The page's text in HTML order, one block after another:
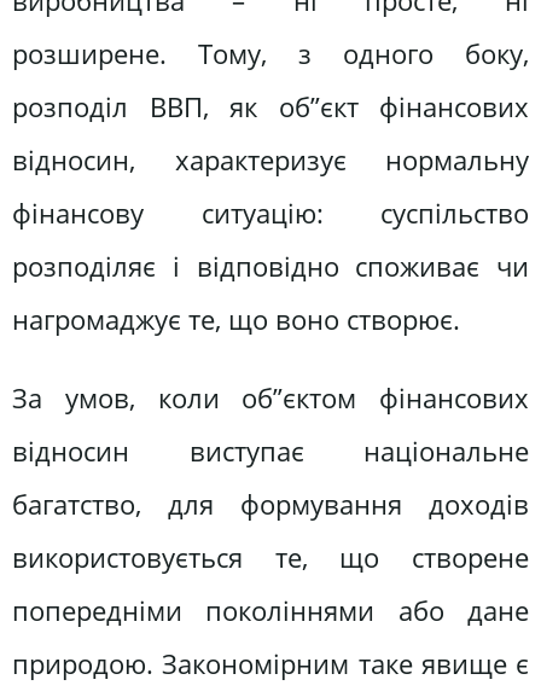
розширене. Тому, з одного боку,
розподіл ВВП, як об”єкт фінансових
відносин, характеризує нормальну
фінансову ситуацію: суспільство
розподіляє і відповідно споживає чи
нагромаджує те, що воно створює.
За умов, коли об”єктом фінансових
відносин виступає національне
багатство, для формування доходів
використовується те, що створене
попередніми поколіннями або дане
природою. Закономірним таке явище є